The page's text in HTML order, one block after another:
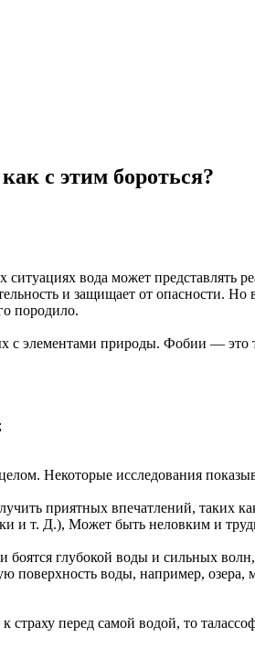
с этим бороться?
вода может
и защищает от опасности.
породило.
элементами природы. Фобии — это
Некоторые исследования
приятных впечатлений, таких
и т. Д.), Может быть неловким и
глубокой воды и сильных
поверхность воды, например,
перед самой водой, то